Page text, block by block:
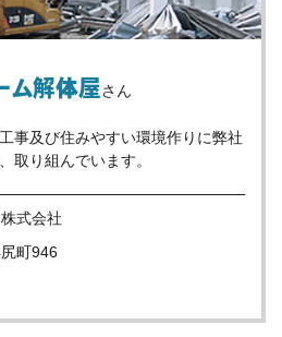
ム解体屋さん
事及び住みやすい環境作りに弊社
取り組んでいます。
式会社
町946